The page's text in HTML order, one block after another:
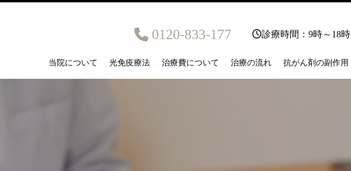
0120-833-177 診療時間：9時～18時
当院について 光免疫療法 治療費について 治療の流れ 抗がん剤の副作用